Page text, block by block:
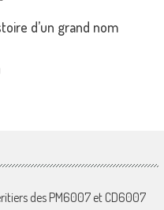
d’un grand nom
des PM6007 et CD6007